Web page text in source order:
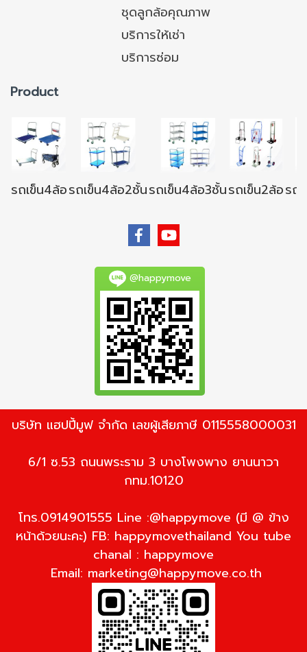
ชุดลูกล้อคุณภาพ
บริการให้เช่า
บริการซ่อม
Product
รถเข็น4ล้อรถเข็น4ล้อ2ชั้นรถเข็น4ล้อ3ชั้นรถเข็น2ล้อรถ
@happymove
บริษัท แฮปปี้มูฟ จำกัด เลขผู้เสียภาษี 0115558000031
6/1 ซ.53 ถนนพระราม 3 บางโพงพาง ยานนาวา
กทม.10120
โทร.0914901555 Line :@happymove (มี @ ข้าง
หน้าด้วยนะคะ) FB: happymovethailand You tube
chanal : happymove
Email: marketing@happymove.co.th